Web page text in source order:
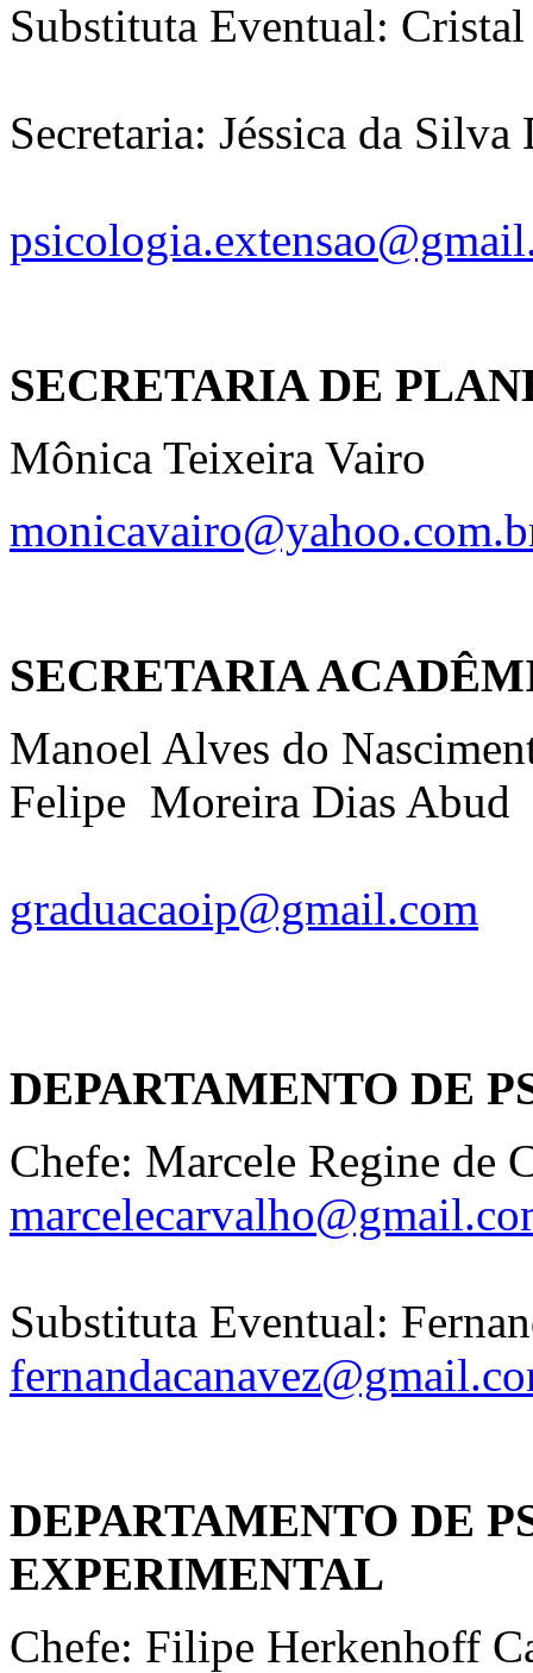
Substituta Eventual:
Secretaria: Jéssica da Silva
SECRETARIA DE
Mônica Teixeira Vairo
SECRETARIA
Manoel Alves do
Felipe Moreira Dias Abud
graduacaoip@gmail.com
DEPARTAMENTO DE
Chefe: Marcele Regine de
Substituta Eventual:
DEPARTAMENTO DE
EXPERIMENTAL
Chefe: Filipe Herkenhoff